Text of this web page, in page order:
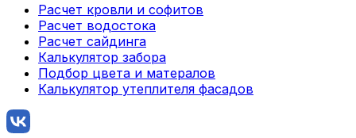
Расчет кровли и софитов
Расчет водостока
Расчет сайдинга
Калькулятор забора
Подбор цвета и матералов
Калькулятор утеплителя фасадов